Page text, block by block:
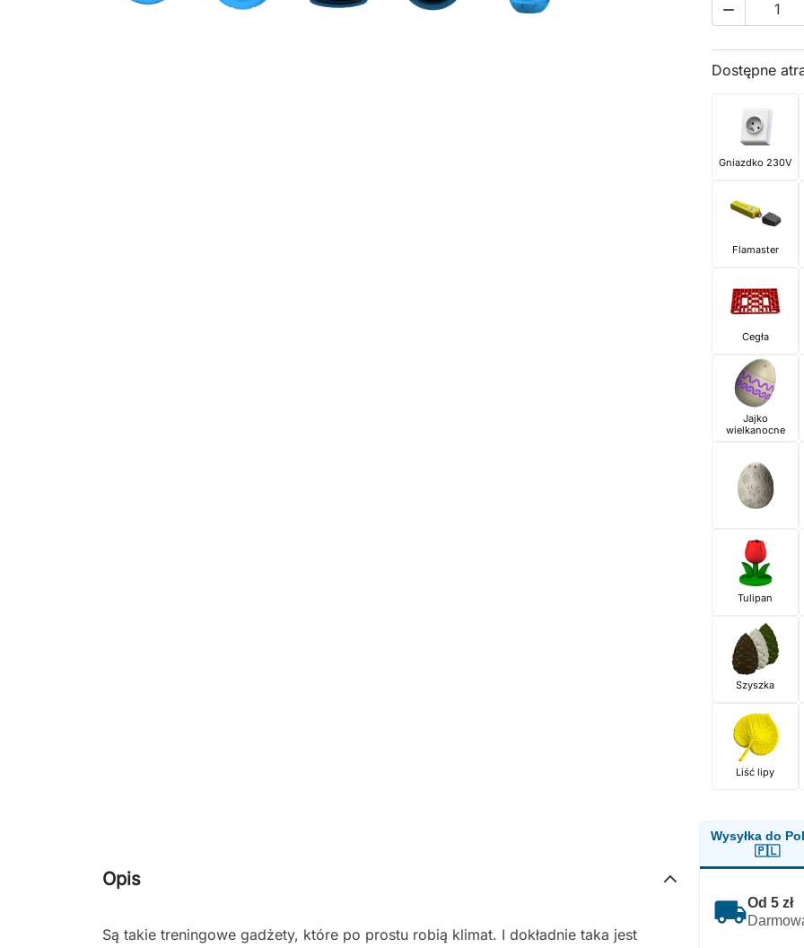

Dostępne
Gniazdko 230V
Flamaster
Cegła
Jajko
wielkanocne
Tulipan
Szyszka
Liść lipy
Wysyłka do
🇵🇱
local_shippingOd 5 zł
Opis
Są takie treningowe gadżety, które po prostu robią klimat. I dokładnie taka jest